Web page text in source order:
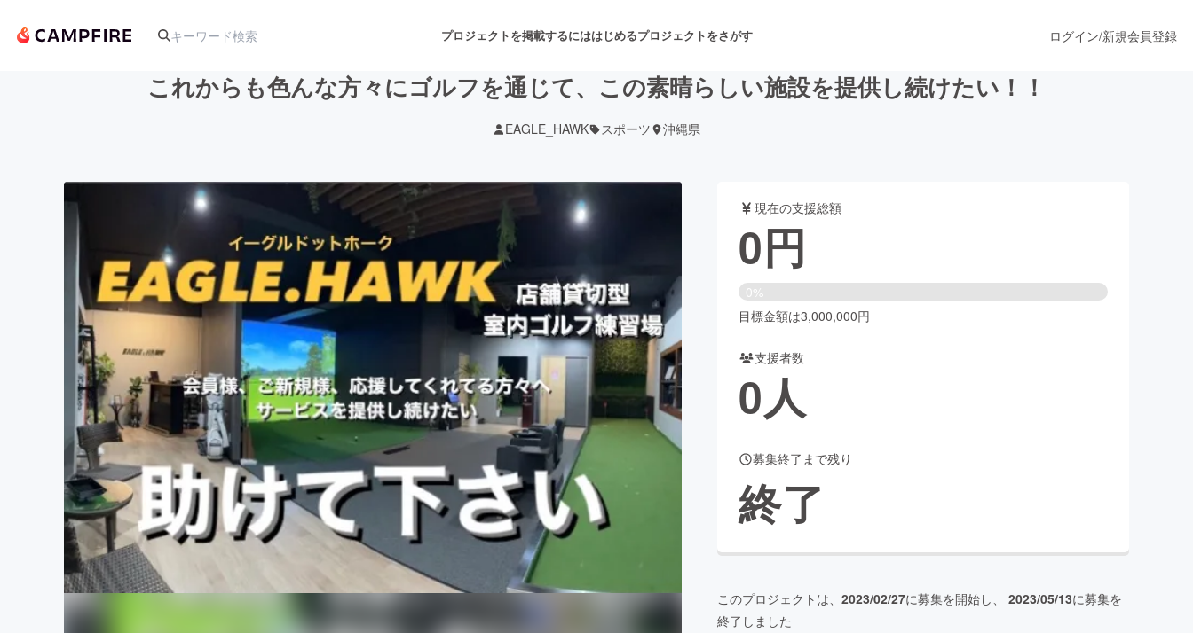
プロジェクトを掲載するにははじめるプロジェクトをさがす
アート・写真 音楽 舞台・パフォーマンス
テクノロジー・ガジェット ゲーム・サービス開発
映像・映画 書籍・雑誌出版 アニメ・漫画
ビジネス・起業 チャレンジ ビューティー・ヘルスケア
まちづくり・地域活性化
CAMPFIRE for Social Good
CAMPFIREふるさと納税machi-ya
ログイン/新規会員登録
これからも色んな方々にゴルフを通じて、この素晴らしい施設を提供し続けたい！！
EAGLE_HAWK スポーツ 沖縄県
現在の支援総額
0円
0%
目標金額は3,000,000円
支援者数
0人
募集終了まで残り
終了
このプロジェクトは、 2023/02/27に募集を開始し、 2023/05/13に募集を
終了しました